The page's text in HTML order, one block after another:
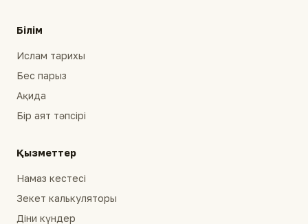
Білім
Ислам тарихы
Бес парыз
Ақида
Бір аят тәпсірі
Қызметтер
Намаз кестесі
Зекет калькуляторы
Діни күндер